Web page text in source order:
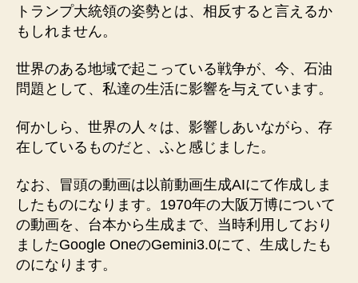
トランプ大統領の姿勢とは、相反すると言えるか
もしれません。
世界のある地域で起こっている戦争が、今、石油
問題として、私達の生活に影響を与えています。
何かしら、世界の人々は、影響しあいながら、存
在しているものだと、ふと感じました。
なお、冒頭の動画は以前動画生成AIにて作成しま
したものになります。1970年の大阪万博について
の動画を、台本から生成まで、当時利用しており
ましたGoogle OneのGemini3.0にて、生成したも
のになります。